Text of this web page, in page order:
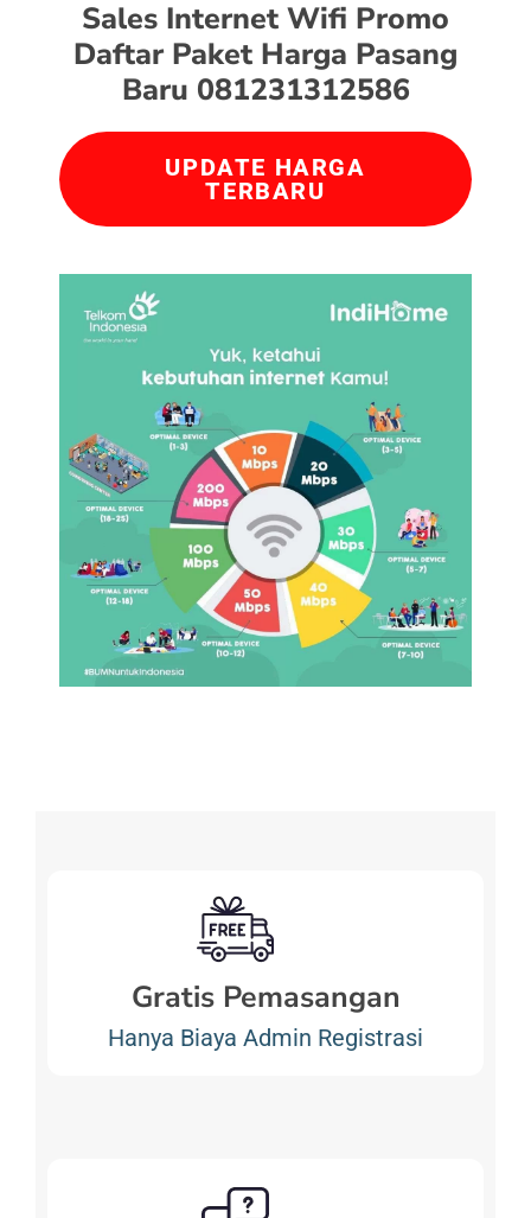
Sales Internet Wifi Promo
Daftar Paket Harga Pasang
Baru 081231312586
UPDATE HARGA
TERBARU
Gratis Pemasangan
Hanya Biaya Admin Registrasi